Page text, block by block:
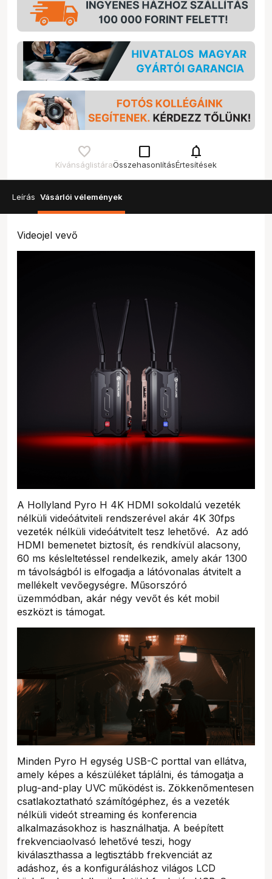
Kívánságlistára
check_box_outline_blank
Összehasonlítás
notifications
Értesítések
Leírás Vásárlói vélemények
Videojel vevő
A Hollyland Pyro H 4K HDMI sokoldalú vezeték
nélküli videóátviteli rendszerével akár 4K 30fps
vezeték nélküli videóátvitelt tesz lehetővé. Az adó
HDMI bemenetet biztosít, és rendkívül alacsony,
60 ms késleltetéssel rendelkezik, amely akár 1300
m távolságból is elfogadja a látóvonalas átvitelt a
mellékelt vevőegységre. Műsorszóró
üzemmódban, akár négy vevőt és két mobil
eszközt is támogat.
Minden Pyro H egység USB-C porttal van ellátva,
amely képes a készüléket táplálni, és támogatja a
plug-and-play UVC működést is. Zökkenőmentesen
csatlakoztatható számítógéphez, és a vezeték
nélküli videót streaming és konferencia
alkalmazásokhoz is használhatja. A beépített
frekvenciaolvasó lehetővé teszi, hogy
kiválaszthassa a legtisztább frekvenciát az
adáshoz, és a konfiguráláshoz világos LCD